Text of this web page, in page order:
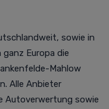
sowie in
Europa die
Mahlow
Alle Anbieter
Autoverwertung sowie